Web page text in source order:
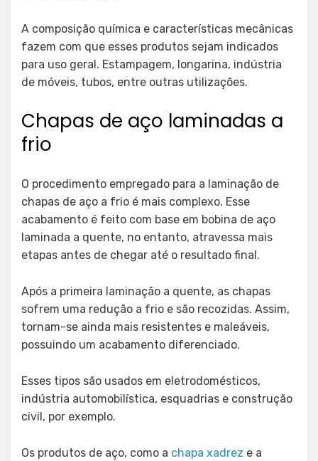
A composição química e características mecânicas
fazem com que esses produtos sejam indicados
para uso geral. Estampagem, longarina, indústria
de móveis, tubos, entre outras utilizações.
Chapas de aço laminadas a
frio
O procedimento empregado para a laminação de
chapas de aço a frio é mais complexo. Esse
acabamento é feito com base em bobina de aço
laminada a quente, no entanto, atravessa mais
etapas antes de chegar até o resultado final.
Após a primeira laminação a quente, as chapas
sofrem uma redução a frio e são recozidas. Assim,
tornam-se ainda mais resistentes e maleáveis,
possuindo um acabamento diferenciado.
Esses tipos são usados em eletrodomésticos,
indústria automobilística, esquadrias e construção
civil, por exemplo.
Os produtos de aço, como a chapa xadrez e a